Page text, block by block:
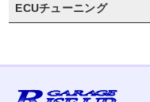
ECUチューニング